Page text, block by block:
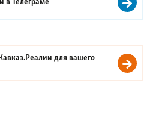
вТелеграме
для вашего